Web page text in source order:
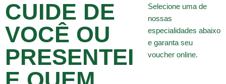
CUIDE DE
VOCÊ OU
PRESENTEI
Selecione uma de
nossas
especialidades abaixo
e garanta seu
voucher online.